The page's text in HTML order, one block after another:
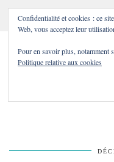
Confidentialité et cookies : ce
Web, vous acceptez leur
Pour en savoir plus, notamment
Politique relative aux cookies